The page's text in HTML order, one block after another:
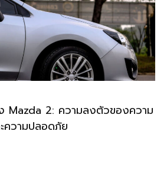
Mazda 2: ความลงตัวของความ
ความปลอดภัย